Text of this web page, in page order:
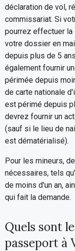
déclaration de vol,
commissariat. Si
pourrez effectuer la
votre dossier en
depuis plus de 5
également fournir
périmée depuis
de carte nationale
est périmé depuis
devrez fournir un
(sauf si le lieu de
est dématérialisé).
Pour les mineurs,
nécessaires, tels
de moins d'un an,
qui fait la demande.
Quels sont
passeport à